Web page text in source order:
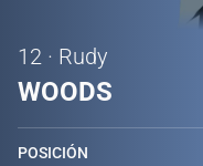
12 · Rudy
WOODS
POSICIÓN